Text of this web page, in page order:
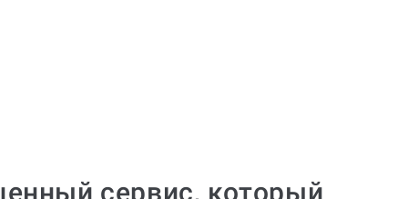
сервис, который